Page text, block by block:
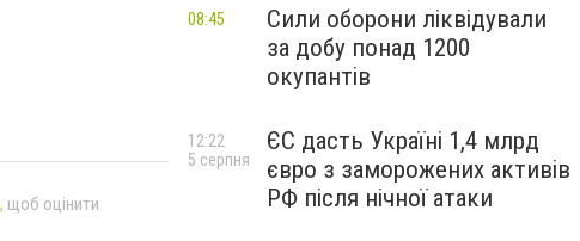
, щоб оцінити
Сили оборони ліквідували
за добу понад 1200
окупантів
08:45
ЄС дасть Україні 1,4 млрд
євро з заморожених активів
РФ після нічної атаки
12:22
5 серпня